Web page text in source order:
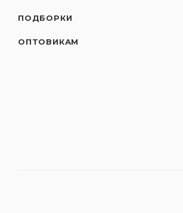
ПОДБОРКИ
ОПТОВИКАМ